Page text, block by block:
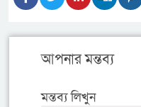
আপনার মন্তব্য
মন্তব্য লিখুন